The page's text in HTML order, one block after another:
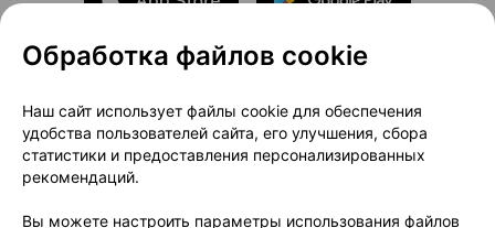
О проекте
Новости проекта
Размещение рекламы
Медицинский маркетинг
Публичный договор
Доставка
Обработка файлов cookie
Наш сайт использует файлы cookie для обеспечения
удобства пользователей сайта, его улучшения, сбора
статистики и предоставления персонализированных
рекомендаций.
Вы можете настроить параметры использования файлов